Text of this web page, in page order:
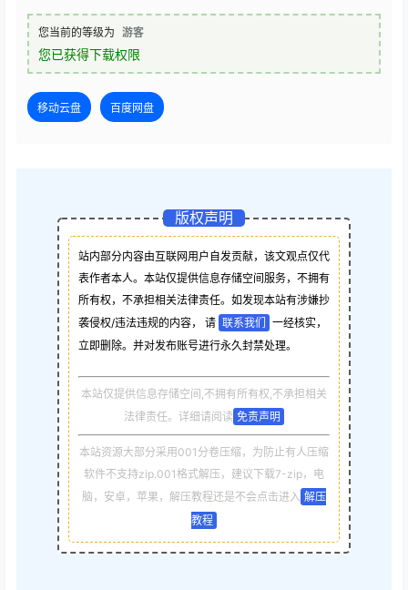
您当前的等级为 游客
您已获得下载权限
移动云盘 百度网盘
版权声明
站内部分内容由互联网用户自发贡献，该文观点仅代
表作者本人。本站仅提供信息存储空间服务，不拥有
所有权，不承担相关法律责任。如发现本站有涉嫌抄
袭侵权/违法违规的内容， 请 联系我们
一经核实，
立即删除。并对发布账号进行永久封禁处理。
本站仅提供信息存储空间,不拥有所有权,不承担相关
法律责任。详细请阅读 免责声明
本站资源大部分采用001分卷压缩，为防止有人压缩
软件不支持zip.001格式解压，建议下载7-zip，电
脑，安卓，苹果，解压教程还是不会点击进入 解压
教程